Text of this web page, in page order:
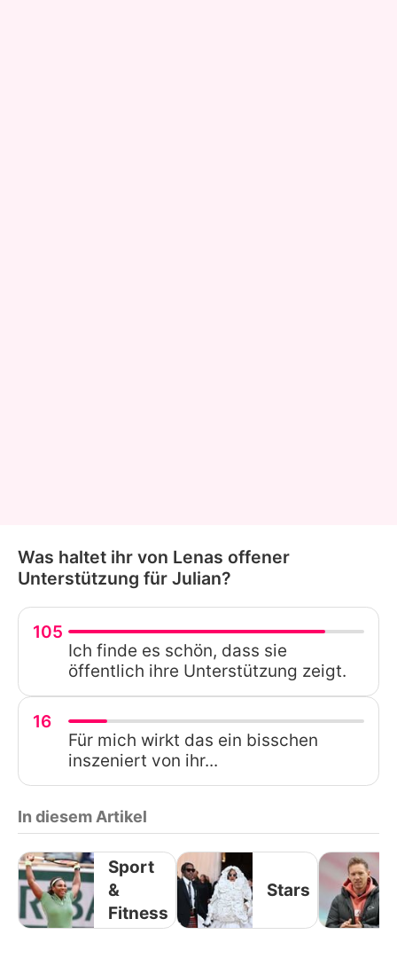
Was haltet ihr von Lenas offener
Unterstützung für Julian?
105
Ich finde es schön, dass sie
öffentlich ihre Unterstützung zeigt.
16
Für mich wirkt das ein bisschen
inszeniert von ihr...
In diesem Artikel
Sport
&
Fitness
Stars